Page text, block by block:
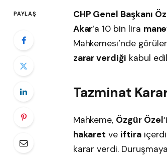
PAYLAŞ CHP Genel Başkanı
Akar‘a 10 bin lira
Mahkemesi’nde
zarar verdiği kabul
Tazminat
Mahkeme, Özgür Özel
hakaret ve iftira
karar verdi.